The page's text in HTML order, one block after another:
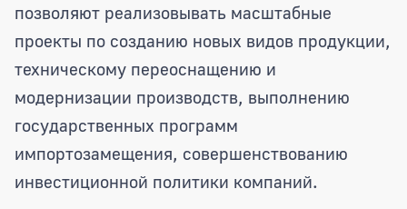
позволяют реализовывать масштабные
проекты по созданию новых видов продукции,
техническому переоснащению и
модернизации производств, выполнению
государственных программ
импортозамещения, совершенствованию
инвестиционной политики компаний.